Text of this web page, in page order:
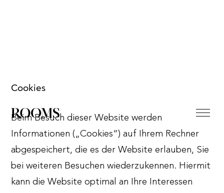
Cookies
Beim Besuch dieser Website werden
Informationen („Cookies“) auf Ihrem Rechner
abgespeichert, die es der Website erlauben, Sie
bei weiteren Besuchen wiederzukennen. Hiermit
kann die Website optimal an Ihre Interessen